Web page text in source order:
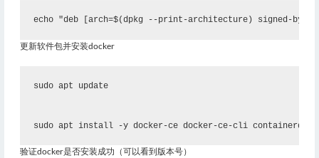
echo "deb [arch=$(dpkg --print-architecture) signed-
更新软件包并安装docker
sudo apt update
sudo apt install -y docker-ce docker-ce-cli containerd.io
验证docker是否安装成功（可以看到版本号）